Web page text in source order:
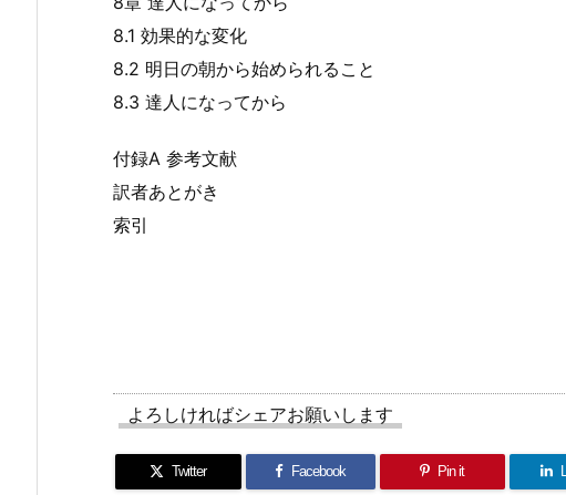
8.1 効果的な変化
8.2 明日の朝から始められること
8.3 達人になってから
付録A 参考文献
訳者あとがき
索引
よろしければシェアお願いします
Twitter Facebook Pin it